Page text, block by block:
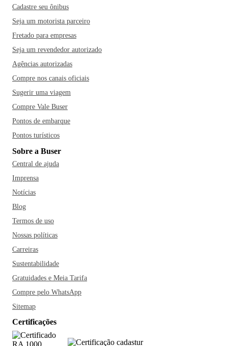
Cadastre seu ônibus
Seja um motorista parceiro
Fretado para empresas
Seja um revendedor autorizado
Agências autorizadas
Compre nos canais oficiais
Sugerir uma viagem
Compre Vale Buser
Pontos de embarque
Pontos turísticos
Sobre a Buser
Central de ajuda
Imprensa
Notícias
Blog
Termos de uso
Nossas políticas
Carreiras
Sustentabilidade
Gratuidades e Meia Tarifa
Compre pelo WhatsApp
Sitemap
Certificações